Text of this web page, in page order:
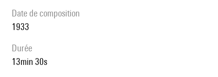
date de composition
1933
durée
13min 30s